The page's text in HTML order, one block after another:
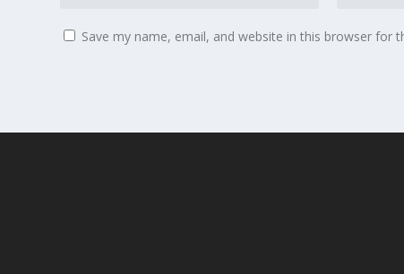
Save my name, email, and website in this browser for